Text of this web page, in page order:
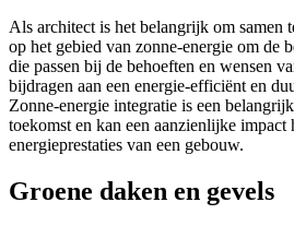
Als architect is het belangrijk om samen
op het gebied van zonne-energie om de
die passen bij de behoeften en wensen
bijdragen aan een energie-efficiënt en
Zonne-energie integratie is een
toekomst en kan een aanzienlijke impact
energieprestaties van een gebouw.
Groene daken en gevels